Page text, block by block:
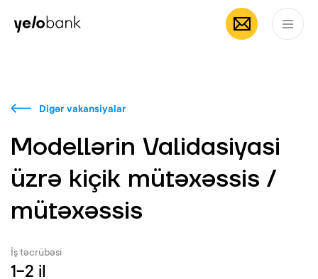
Fərdi Biznes
Digər vakansiyalar
Modellərin Validasiyasi
üzrə kiçik mütəxəssis /
mütəxəssis
İş təcrübəsi
1-2 il